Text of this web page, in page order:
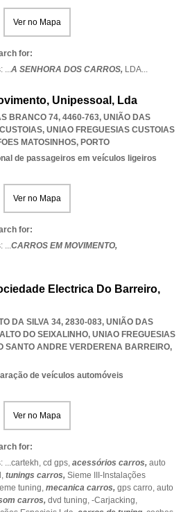
Ver no Mapa
for:
...A SENHORA DOS CARROS, LDA...
Unipessoal, Lda
BRANCO 74, 4460-763, UNIÃO DAS
, UNIAO FREGUESIAS CUSTOIAS
MATOSINHOS, PORTO
de passageiros em veículos ligeiros
Ver no Mapa
for:
...CARROS EM MOVIMENTO,
Electrica Do Barreiro,
DA SILVA 34, 2830-083, UNIÃO DAS
DO SEIXALINHO, UNIAO FREGUESIAS
SANTO ANDRE VERDERENA BARREIRO,
de veículos automóveis
Ver no Mapa
for:
...cartekh, cd gps, acessórios carros, auto
tunings carros, Sieme III-Instalações
tuning, mecanica carros, gps carro, auto
carros, dvd tuning, -Carjacking,